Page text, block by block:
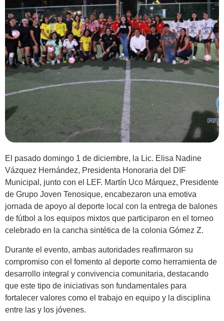
El pasado domingo 1 de diciembre, la Lic. Elisa Nadine
Vázquez Hernández, Presidenta Honoraria del DIF
Municipal, junto con el LEF. Martín Uco Márquez, Presidente
de Grupo Joven Tenosique, encabezaron una emotiva
jornada de apoyo al deporte local con la entrega de balones
de fútbol a los equipos mixtos que participaron en el torneo
celebrado en la cancha sintética de la colonia Gómez Z.
Durante el evento, ambas autoridades reafirmaron su
compromiso con el fomento al deporte como herramienta de
desarrollo integral y convivencia comunitaria, destacando
que este tipo de iniciativas son fundamentales para
fortalecer valores como el trabajo en equipo y la disciplina
entre las y los jóvenes.